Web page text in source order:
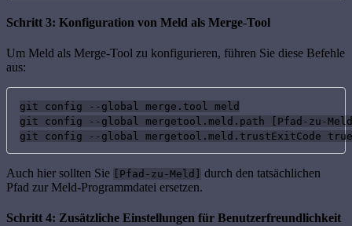
Schritt 3: Konfiguration von Meld als Merge-Tool
Um Meld als Merge-Tool zu konfigurieren, führen Sie diese Befehle
aus:
git config --global merge.tool meld
git config --global mergetool.meld.path [Pfad-zu-
git config --global mergetool.meld.trustExitCode true
Auch hier sollten Sie [Pfad-zu-Meld]
durch den tatsächlichen
Pfad zur Meld-Programmdatei ersetzen.
Schritt 4: Zusätzliche Einstellungen für Benutzerfreundlichkeit